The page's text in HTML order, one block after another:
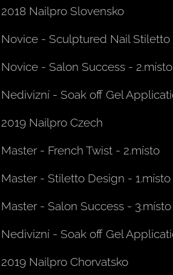
2018 Nailpro Slovensko
Novice - Sculptured Nail Stiletto
Novice - Salon Success - 2.místo
Nedivizní - Soak off Gel
2019 Nailpro Czech
Master - French Twist - 2.místo
Master - Stiletto Design - 1.místo
Master - Salon Success - 3.místo
Nedivizní - Soak off Gel
2019 Nailpro Chorvatsko